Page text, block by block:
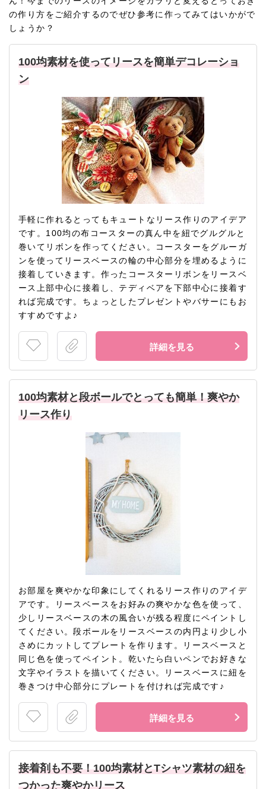
の作り方をご紹介するのでぜひ参考に作ってみてはいかがで
しょうか？
100均素材を使ってリースを簡単デコレーショ
ン
手軽に作れるとってもキュートなリース作りのアイデア
です。100均の布コースターの真ん中を紐でグルグルと
巻いてリボンを作ってください。コースターをグルーガ
ンを使ってリースベースの輪の中心部分を埋めるように
接着していきます。作ったコースターリボンをリースベ
ース上部中心に接着し、テディベアを下部中心に接着す
れば完成です。ちょっとしたプレゼントやバサーにもお
すすめですよ♪
詳細を見る
100均素材と段ボールでとっても簡単！爽やか
リース作り
お部屋を爽やかな印象にしてくれるリース作りのアイデ
アです。リースベースをお好みの爽やかな色を使って、
少しリースベースの木の風合いが残る程度にペイントし
てください。段ボールをリースベースの内円より少し小
さめにカットしてプレートを作ります。リースベースと
同じ色を使ってペイント。乾いたら白いペンでお好きな
文字やイラストを描いてください。リースベースに紐を
巻きつけ中心部分にプレートを付ければ完成です♪
詳細を見る
接着剤も不要！100均素材とTシャツ素材の紐を
つかった爽やかリース